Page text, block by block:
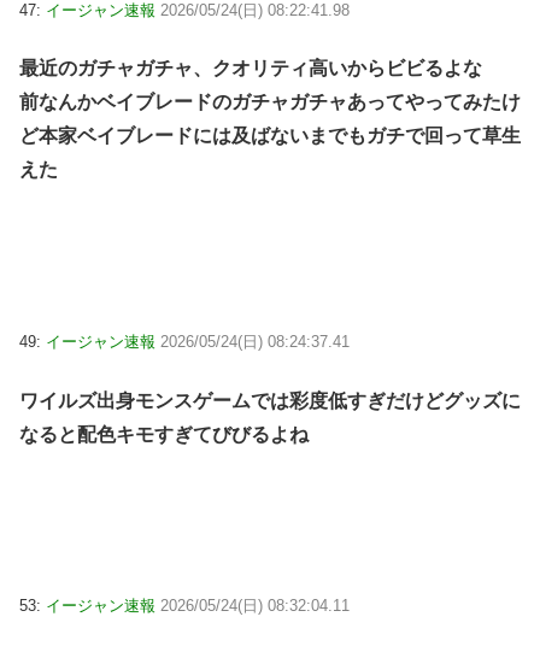
47: イージャン速報 2026/05/24(日) 08:22:41.98
最近のガチャガチャ、クオリティ高いからビビるよな
前なんかベイブレードのガチャガチャあってやってみたけ
ど本家ベイブレードには及ばないまでもガチで回って草生
えた
49: イージャン速報 2026/05/24(日) 08:24:37.41
ワイルズ出身モンスゲームでは彩度低すぎだけどグッズに
なると配色キモすぎてびびるよね
53: イージャン速報 2026/05/24(日) 08:32:04.11